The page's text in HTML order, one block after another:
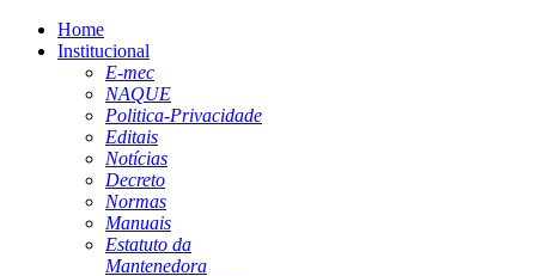
Home
Institucional
E-mec
NAQUE
Politica-Privacidade
Editais
Notícias
Decreto
Normas
Manuais
Estatuto da
Mantenedora